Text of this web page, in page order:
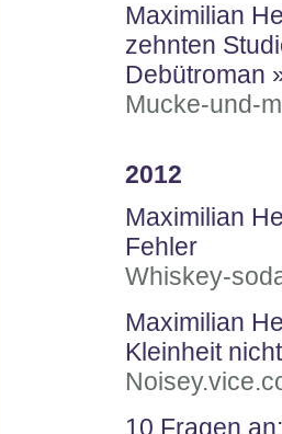
Maximilian
zehnten
Debütroman
Mucke-und-
2012
Maximilian
Fehler
Whiskey-
Maximilian
Kleinheit nicht
10 Fragen